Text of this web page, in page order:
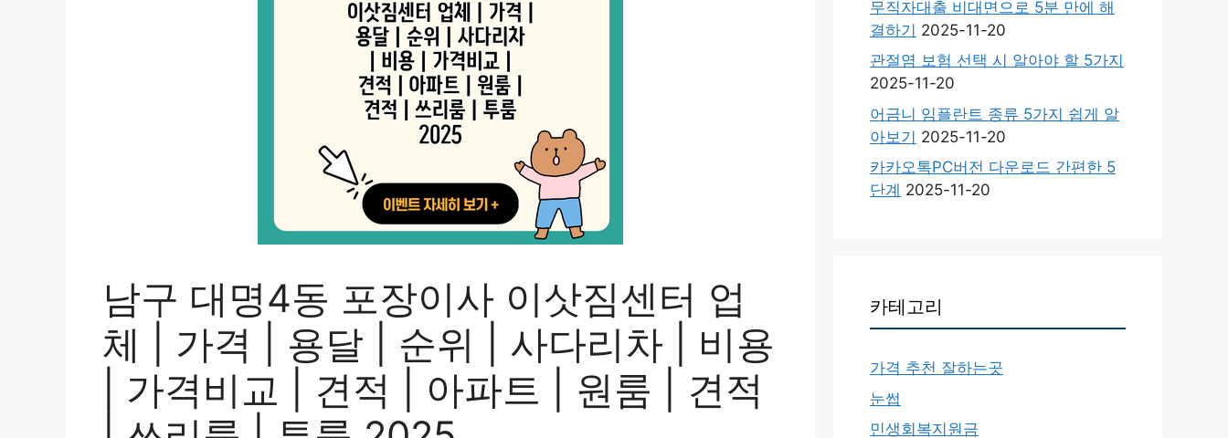
남구 대명4동 포장이사 이삿짐센터 업
체 | 가격 | 용달 | 순위 | 사다리차 | 비용
| 가격비교 | 견적 | 아파트 | 원룸 | 견적
무직자대출 비대면으로 5분 만에 해
결하기 2025-11-20
관절염 보험 선택 시 알아야 할 5가지
2025-11-20
어금니 임플란트 종류 5가지 쉽게 알
아보기 2025-11-20
카카오톡PC버전 다운로드 간편한 5
단계 2025-11-20
카테고리
가격 추천 잘하는곳
눈썹
민생회복지원금